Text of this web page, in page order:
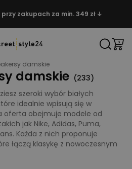
zakupach za min. 349 zł ↓
damskie
damskie (233)
szeroki wybór białych
idealnie wpisują się w
oferta obejmuje modele od
jak Nike, Adidas, Puma,
Każda z nich proponuje
łączą klasykę z nowoczesnym